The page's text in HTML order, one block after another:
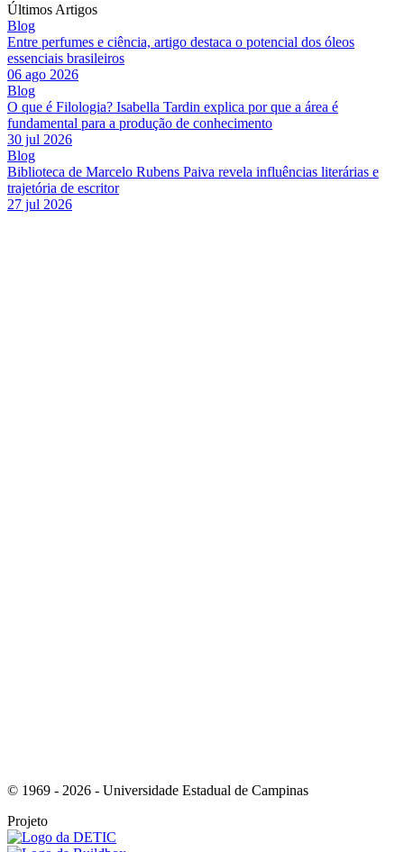
Últimos Artigos
Blog
Entre perfumes e ciência, artigo destaca o potencial dos óleos
essenciais brasileiros
06 ago 2026
Blog
O que é Filologia? Isabella Tardin explica por que a área é
fundamental para a produção de conhecimento
30 jul 2026
Blog
Biblioteca de Marcelo Rubens Paiva revela influências literárias e
trajetória de escritor
27 jul 2026
© 1969 - 2026 - Universidade Estadual de Campinas
Projeto